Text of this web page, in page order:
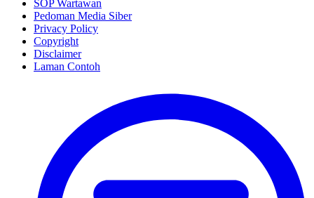
SOP Wartawan
Pedoman Media Siber
Privacy Policy
Copyright
Disclaimer
Laman Contoh